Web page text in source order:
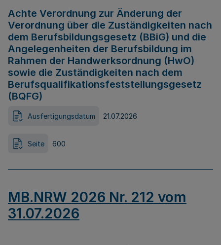
Achte Verordnung zur Änderung der
Verordnung über die Zuständigkeiten nach
dem Berufsbildungsgesetz (BBiG) und die
Angelegenheiten der Berufsbildung im
Rahmen der Handwerksordnung (HwO)
sowie die Zuständigkeiten nach dem
Berufsqualifikationsfeststellungsgesetz
(BQFG)
Ausfertigungsdatum 21.07.2026
Seite 600
MB.NRW 2026 Nr. 212 vom
31.07.2026